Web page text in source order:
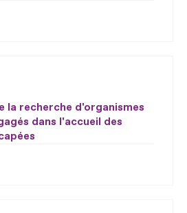
la recherche d'organismes
dans l'accueil des